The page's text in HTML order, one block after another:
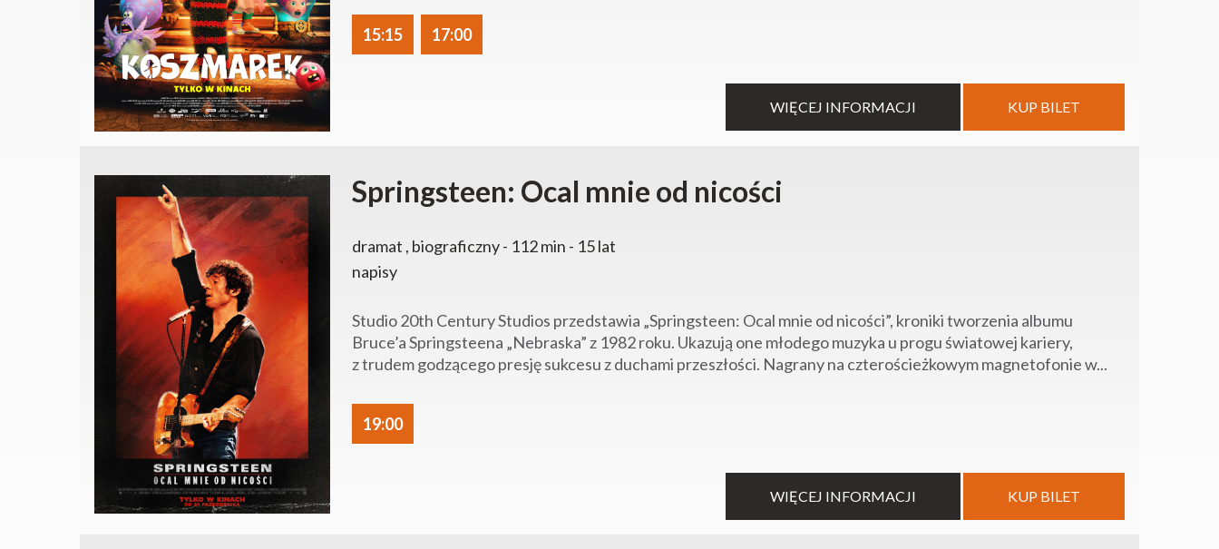
15:15 17:00
WIĘCEJ INFORMACJI KUP BILET
Springsteen: Ocal mnie od nicości
dramat , biograficzny - 112 min - 15 lat
napisy
Studio 20th Century Studios przedstawia „Springsteen: Ocal mnie od nicości”, kroniki tworzenia albumu
Bruce’a Springsteena „Nebraska” z 1982 roku. Ukazują one młodego muzyka u progu światowej kariery,
z trudem godzącego presję sukcesu z duchami przeszłości. Nagrany na czterościeżkowym magnetofonie w...
19:00
WIĘCEJ INFORMACJI KUP BILET